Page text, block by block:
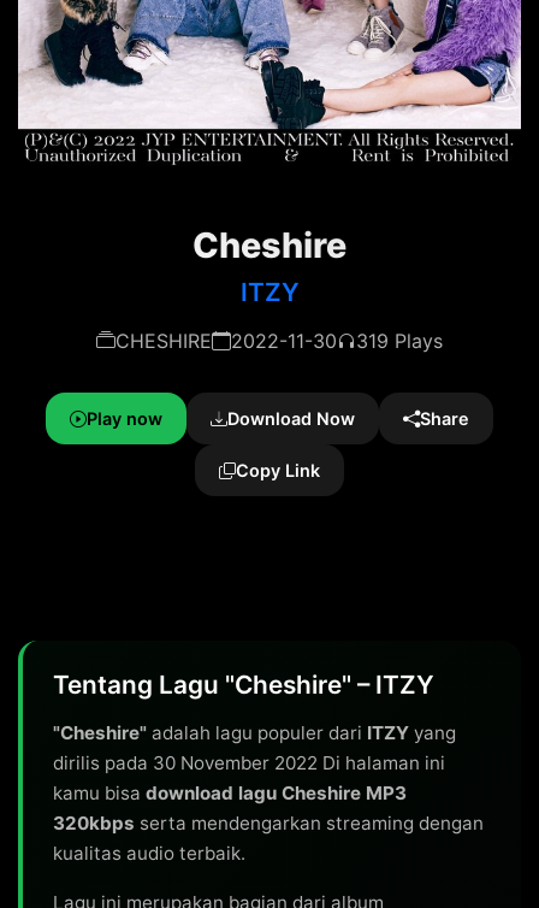
Cheshire
ITZY
CHESHIRE 2022-11-30 319 Plays
Play now Download Now Share
Copy Link
Tentang Lagu "Cheshire" – ITZY
"Cheshire" adalah lagu populer dari ITZY yang
dirilis pada 30 November 2022 Di halaman ini
kamu bisa download lagu Cheshire MP3
320kbps serta mendengarkan streaming dengan
kualitas audio terbaik.
Lagu ini merupakan bagian dari album